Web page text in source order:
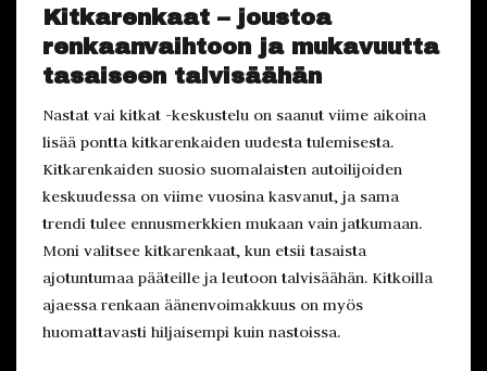
Kitkarenkaat – joustoa
renkaanvaihtoon ja mukavuutta
tasaiseen talvisäähän
Nastat vai kitkat -keskustelu on saanut viime aikoina
lisää pontta kitkarenkaiden uudesta tulemisesta.
Kitkarenkaiden suosio suomalaisten autoilijoiden
keskuudessa on viime vuosina kasvanut, ja sama
trendi tulee ennusmerkkien mukaan vain jatkumaan.
Moni valitsee kitkarenkaat, kun etsii tasaista
ajotuntumaa pääteille ja leutoon talvisäähän. Kitkoilla
ajaessa renkaan äänenvoimakkuus on myös
huomattavasti hiljaisempi kuin nastoissa.